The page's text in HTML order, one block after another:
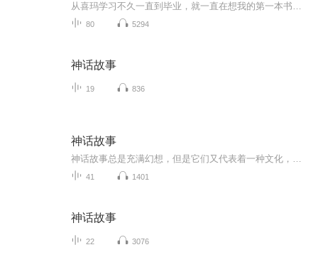
80 5294
神话故事
19 836
神话故事
41 1401
神话故事
22 3076